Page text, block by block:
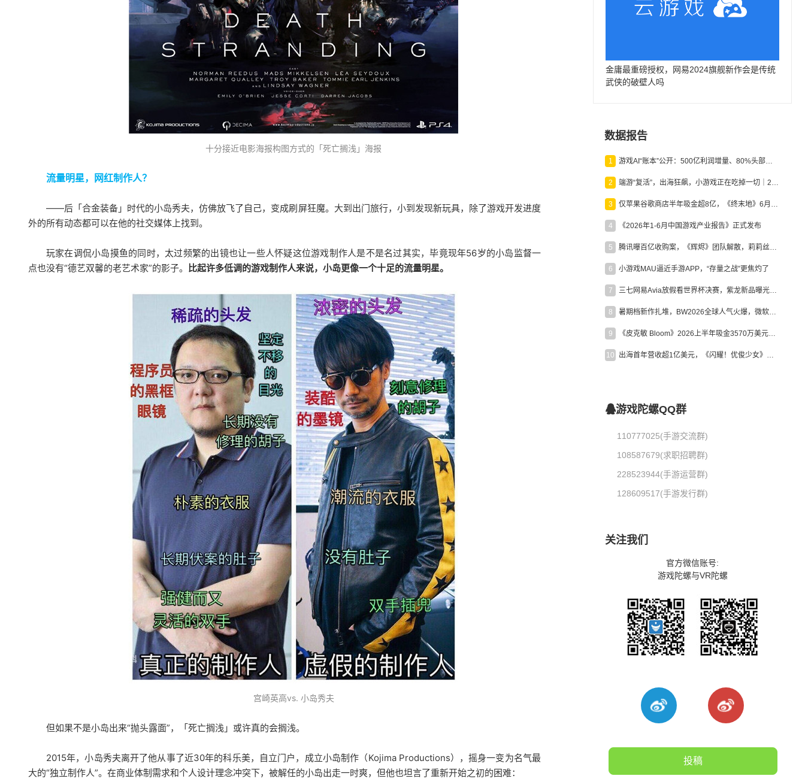
十分接近电影海报构图方式的「死亡搁浅」海报
流量明星，网红制作人？
——后「合金装备」时代的小岛秀夫，仿佛放飞了自己，变成刷屏狂魔。大到出门旅行，小到发现新玩具，除了游戏开发进度
外的所有动态都可以在他的社交媒体上找到。
玩家在调侃小岛摸鱼的同时，太过频繁的出镜也让一些人怀疑这位游戏制作人是不是名过其实，毕竟现年56岁的小岛监督一
点也没有“德艺双馨的老艺术家”的影子。 比起许多低调的游戏制作人来说，小岛更像一个十足的流量明星。
宫崎英高vs. 小岛秀夫
但如果不是小岛出来“抛头露面”，「死亡搁浅」或许真的会搁浅。
2015年，小岛秀夫离开了他从事了近30年的科乐美，自立门户，成立小岛制作（Kojima Productions），摇身一变为名气最
大的“独立制作人”。在商业体制需求和个人设计理念冲突下，被解任的小岛出走一时爽，但他也坦言了重新开始之初的困难：
金庸最重磅授权，网易2024旗舰新作会是传统
武侠的破壁人吗
数据报告
1 游戏AI“账本”公开：500亿利润增量、80%头部入局，谁在闷声发财？
2 端游“复活”，出海狂飙，小游戏正在吃掉一切｜2026上半年产业报告
3 仅苹果谷歌商店半年吸金超8亿，《终末地》6月份收入显著回暖
4 《2026年1-6月中国游戏产业报告》正式发布
5 腾讯曝百亿收购案，《辉烬》团队解散，莉莉丝新作曝光｜陀螺周报
6 小游戏MAU逼近手游APP，“存量之战”更焦灼了
7 三七网易Avia放假看世界杯决赛，紫龙新品曝光，米哈游新作上线 | 陀螺周报
8 暑期档新作扎堆，BW2026全球人气火爆，微软XBOX大裁员|陀螺周报
9 《皮克敏 Bloom》2026上半年吸金3570万美元，中国台湾成最大市场
10 出海首年营收超1亿美元，《闪耀！优俊少女》美国市场占比达七成
游戏陀螺QQ群
110777025(手游交流群)
108587679(求职招聘群)
228523944(手游运营群)
128609517(手游发行群)
关注我们
官方微信账号:
游戏陀螺与VR陀螺
投稿